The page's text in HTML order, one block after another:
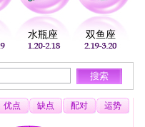
水瓶座 双鱼座
优点 缺点 配对 运势